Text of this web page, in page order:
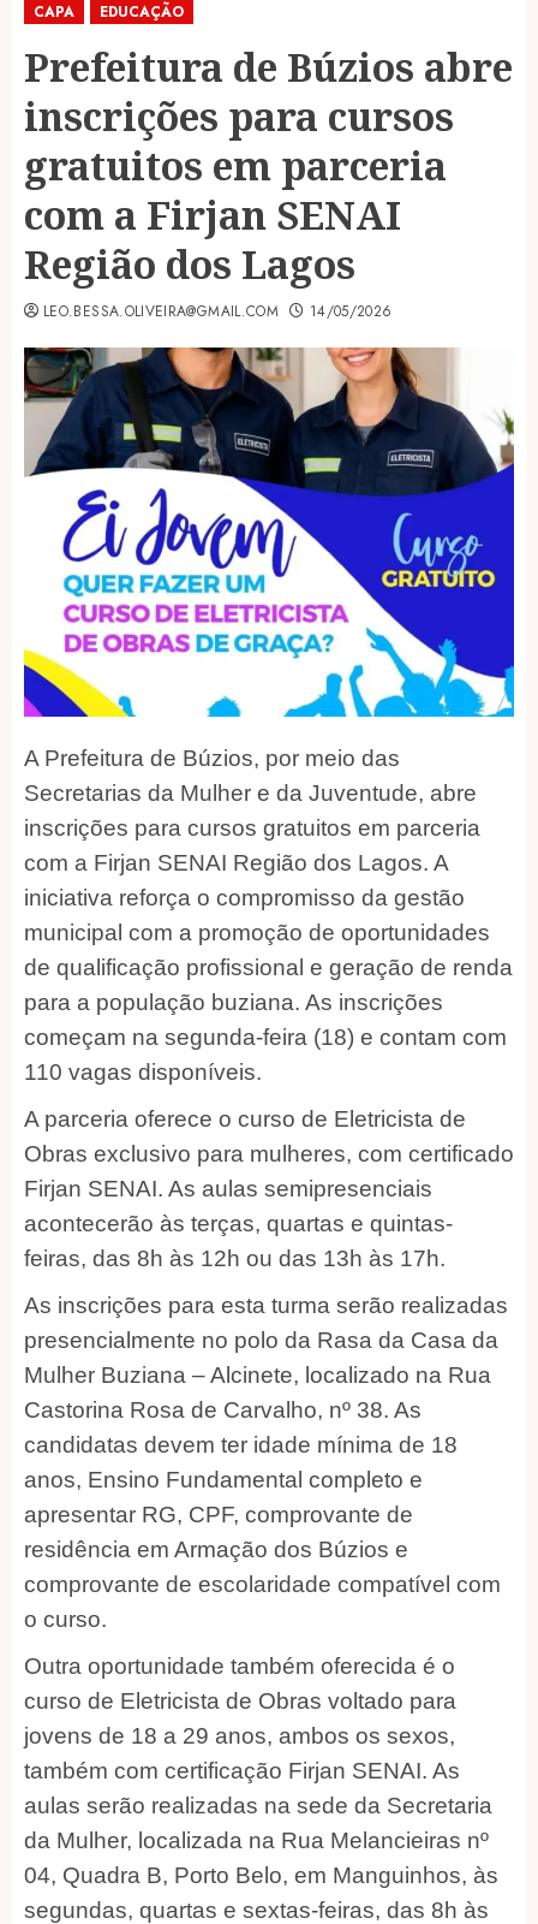
CAPA EDUCAÇÃO
Prefeitura de Búzios abre
inscrições para cursos
gratuitos em parceria
com a Firjan SENAI
Região dos Lagos
LEO.BESSA.OLIVEIRA@GMAIL.COM 14/05/2026
A Prefeitura de Búzios, por meio das
Secretarias da Mulher e da Juventude, abre
inscrições para cursos gratuitos em parceria
com a Firjan SENAI Região dos Lagos. A
iniciativa reforça o compromisso da gestão
municipal com a promoção de oportunidades
de qualificação profissional e geração de renda
para a população buziana. As inscrições
começam na segunda-feira (18) e contam com
110 vagas disponíveis.
A parceria oferece o curso de Eletricista de
Obras exclusivo para mulheres, com certificado
Firjan SENAI. As aulas semipresenciais
acontecerão às terças, quartas e quintas-
feiras, das 8h às 12h ou das 13h às 17h.
As inscrições para esta turma serão realizadas
presencialmente no polo da Rasa da Casa da
Mulher Buziana – Alcinete, localizado na Rua
Castorina Rosa de Carvalho, nº 38. As
candidatas devem ter idade mínima de 18
anos, Ensino Fundamental completo e
apresentar RG, CPF, comprovante de
residência em Armação dos Búzios e
comprovante de escolaridade compatível com
o curso.
Outra oportunidade também oferecida é o
curso de Eletricista de Obras voltado para
jovens de 18 a 29 anos, ambos os sexos,
também com certificação Firjan SENAI. As
aulas serão realizadas na sede da Secretaria
da Mulher, localizada na Rua Melancieiras nº
04, Quadra B, Porto Belo, em Manguinhos, às
segundas, quartas e sextas-feiras, das 8h às